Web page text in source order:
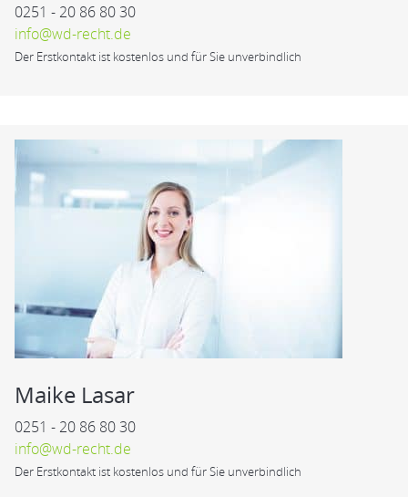
0251 - 20 86 80 30
info@wd-recht.de
Der Erstkontakt ist kostenlos und für Sie unverbindlich
Maike Lasar
0251 - 20 86 80 30
info@wd-recht.de
Der Erstkontakt ist kostenlos und für Sie unverbindlich